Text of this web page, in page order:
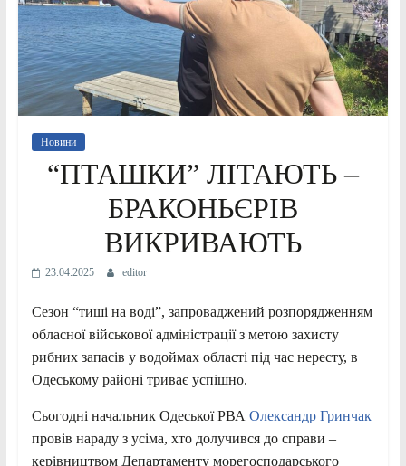
Новини
“ПТАШКИ” ЛІТАЮТЬ –
БРАКОНЬЄРІВ
ВИКРИВАЮТЬ
23.04.2025 editor
Сезон “тиші на воді”, запроваджений розпорядженням
обласної військової адміністрації з метою захисту
рибних запасів у водоймах області під час нересту, в
Одеському районі триває успішно.
Сьогодні начальник Одеської РВА Олександр Гринчак
провів нараду з усіма, хто долучився до справи –
керівництвом Департаменту морегосподарського